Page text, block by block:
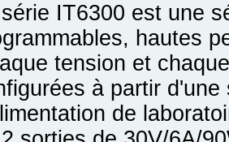
IT6300 est une
hautes
tension et
à partir
de